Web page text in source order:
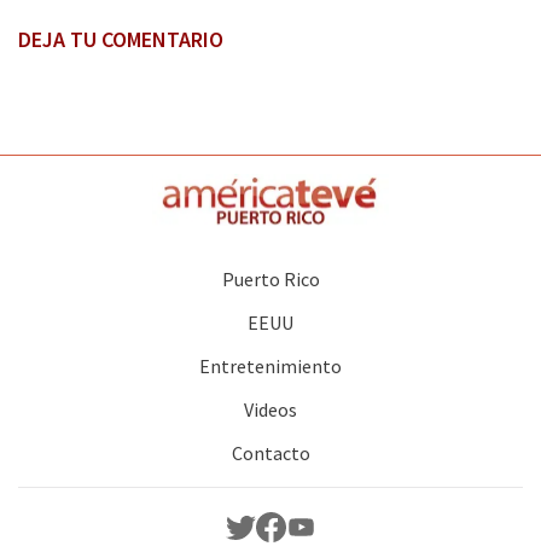
DEJA TU COMENTARIO
Puerto Rico
EEUU
Entretenimiento
Videos
Contacto